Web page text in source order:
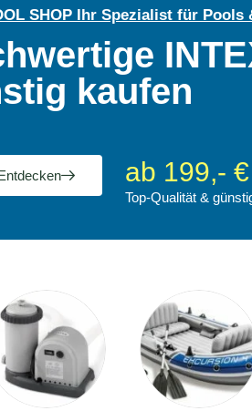
SHOP Ihr Spezialist für Pools
kaufen
ab 199,- €
Top-Qualität &